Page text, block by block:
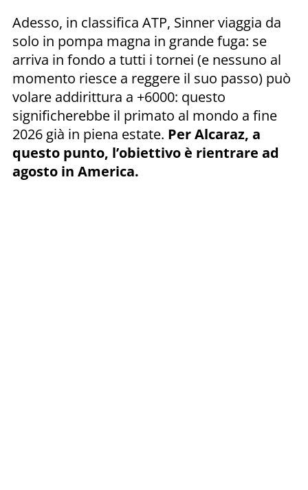
Adesso, in classifica ATP, Sinner viaggia da
solo in pompa magna in grande fuga: se
arriva in fondo a tutti i tornei (e nessuno al
momento riesce a reggere il suo passo) può
volare addirittura a +6000: questo
significherebbe il primato al mondo a fine
2026 già in piena estate. Per Alcaraz, a
questo punto, l’obiettivo è rientrare ad
agosto in America.